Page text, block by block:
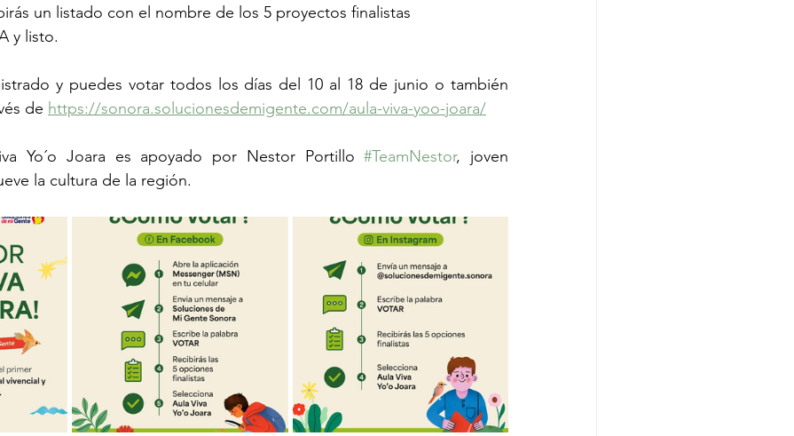
un listado con el nombre de los 5 proyectos finalistas
y listo.
y puedes votar todos los días del 10 al 18 de junio o también
de https://sonora.solucionesdemigente.com/aula-viva-yoo-joara/
Yo´o Joara es apoyado por Nestor Portillo #TeamNestor
la cultura de la región.